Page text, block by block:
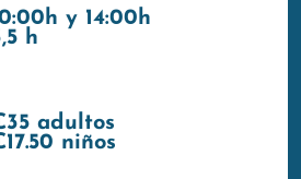
y 14:00h
h
adultos
niños